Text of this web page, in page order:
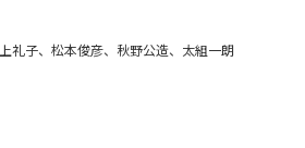
礼子、松本俊彦、秋野公造、太組一朗